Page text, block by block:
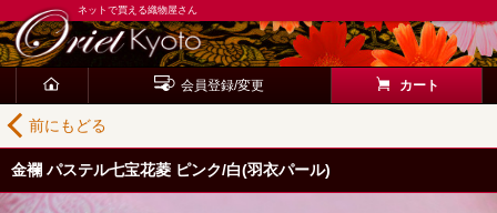
ネットで買える織物屋さん
会員登録/変更 カート
前にもどる
金襴 パステル七宝花菱 ピンク/白(羽衣パール)